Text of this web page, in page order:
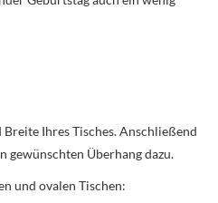
Ihres Tisches. Anschließend
gewünschten Überhang dazu.
und ovalen Tischen: